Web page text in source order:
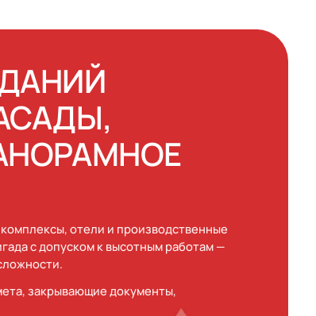
отели и производственные
с допуском к высотным работам —
закрывающие документы,